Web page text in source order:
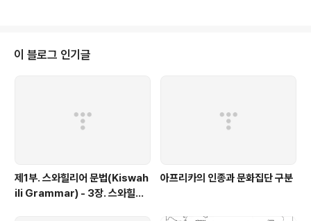
것처럼 보인다. 책에는 교육이라고 쓰여 있고 숙제나 과제
가 있기는 하지만 다른 것들이 많이 있다는 것을 보여준다.
이 블로그 인기글
제1부. 스와힐리어 문법(Kiswah
ili Grammar) - 3장. 스와힐리
아프리카의 인종과 문화집단 구분